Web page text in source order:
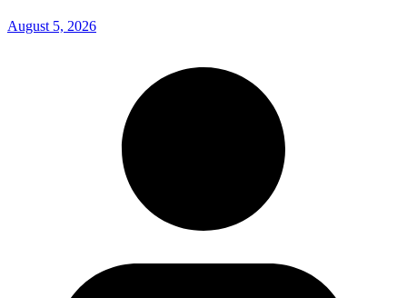
August 5, 2026